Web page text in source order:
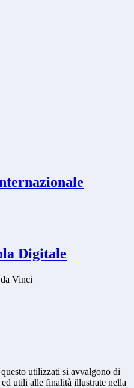
Digitale
Vinci
utilizzati si avvalgono di
utili alle finalità illustrate nella